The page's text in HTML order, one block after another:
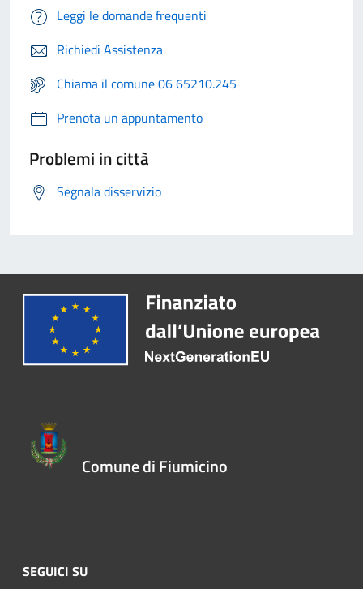
Leggi le domande frequenti
Richiedi Assistenza
Chiama il comune 06 65210.245
Prenota un appuntamento
Problemi in città
Segnala disservizio
Comune di Fiumicino
SEGUICI SU